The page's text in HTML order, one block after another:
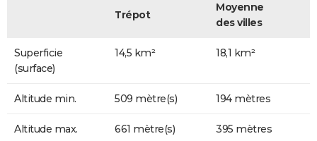
Trépot
Moyenne
des villes
Superficie
(surface)
14,5 km² 18,1 km²
Altitude min. 509 mètre(s) 194 mètres
Altitude max. 661 mètre(s) 395 mètres